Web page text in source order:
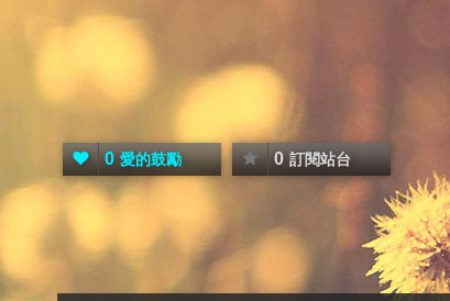
0 愛的鼓勵 0 訂閱站台